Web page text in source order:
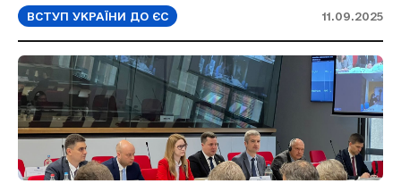
ВСТУП УКРАЇНИ ДО ЄС 11.09.2025